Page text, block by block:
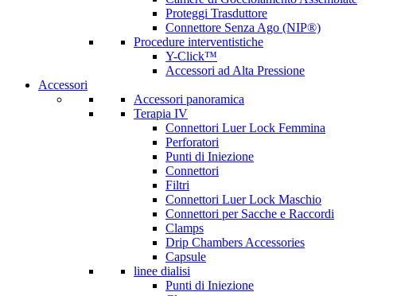
Proteggi Trasduttore
Connettore Senza Ago (NIP®)
Procedure interventistiche
Y-Click™
Accessori ad Alta Pressione
Accessori
Accessori panoramica
Terapia IV
Connettori Luer Lock Femmina
Perforatori
Punti di Iniezione
Connettori
Filtri
Connettori Luer Lock Maschio
Connettori per Sacche e Raccordi
Clamps
Drip Chambers Accessories
Capsule
linee dialisi
Punti di Iniezione